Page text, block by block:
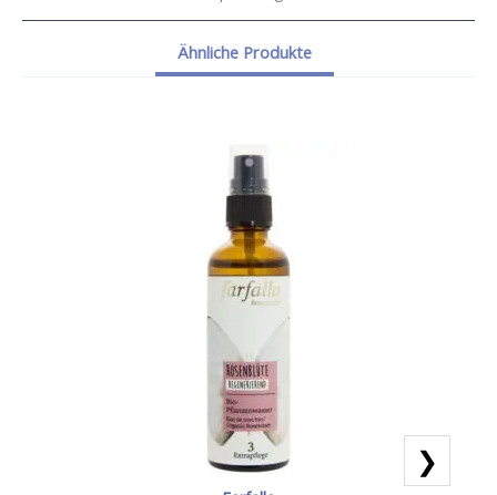
Ähnliche Produkte
❯